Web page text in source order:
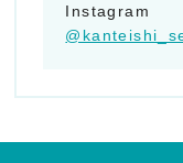
Instagram